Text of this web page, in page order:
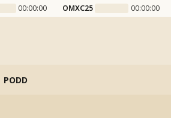
00:00:00 OMXC25 00:00:00
PODD